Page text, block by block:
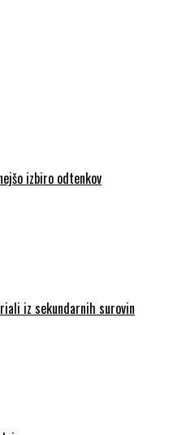
izbiro odtenkov
iz sekundarnih surovin